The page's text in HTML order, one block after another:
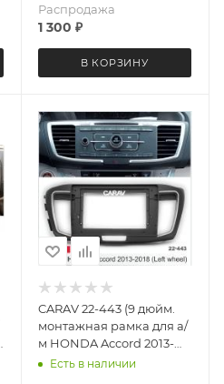
Распродажа
1 300 ₽
В КОРЗИНУ
CARAV 22-443 (9 дюйм.
монтажная рамка для а/
м HONDA Accord 2013-
2018 (руль слева)
Есть в наличии